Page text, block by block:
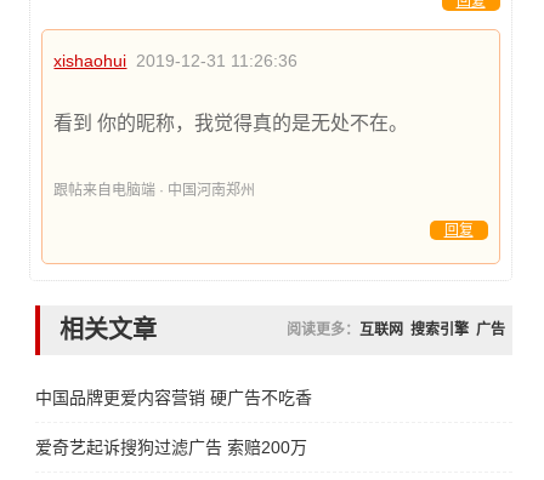
xishaohui 2019-12-31 11:26:36
看到 你的昵称，我觉得真的是无处不在。
跟帖来自电脑端 · 中国河南郑州
回复
相关文章 阅读更多： 互联网 搜索引擎 广告
中国品牌更爱内容营销 硬广告不吃香
爱奇艺起诉搜狗过滤广告 索赔200万